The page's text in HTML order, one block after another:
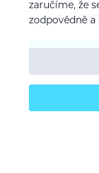
zaručíme, že
zodpovědně a